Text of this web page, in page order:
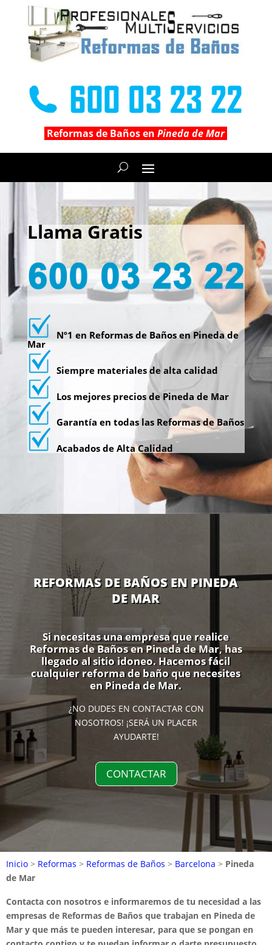
Reformas de Baños enPineda de Mar
Llama Gratis
Nº1 en Reformas de Baños en Pineda de
Mar
Siempre materiales de alta calidad
Los mejores precios de Pineda de Mar
Garantía en todas las Reformas de Baños
Acabados de Alta Calidad
REFORMAS DE BAÑOS EN PINEDA
DE MAR
Si necesitas una empresa que realice
Reformas de Baños en Pineda de Mar, has
llegado al sitio idoneo. Hacemos fácil
cualquier reforma de baño que necesites
en Pineda de Mar.
¿NO DUDES EN CONTACTAR CON
NOSOTROS! ¡SERÁ UN PLACER
AYUDARTE!
CONTACTAR
Inicio > Reformas > Reformas de Baños > Barcelona > Pineda
de Mar
Contacta con nosotros e informaremos de tu necesidad a las
empresas de Reformas de Baños que trabajan en Pineda de
Mar y que más te pueden interesar, para que se pongan en